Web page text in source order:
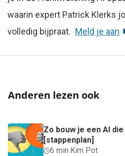
waarin expert Patrick Klerks
volledig bijpraat. Meld je aan
Anderen lezen ook
Zo bouw je een AI
[stappenplan]
6 min· Kim Pot